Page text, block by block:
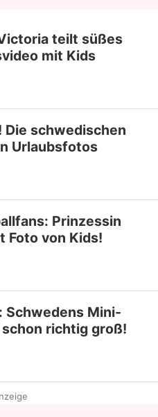
teilt süßes
mit Kids
Die schwedischen
Urlaubsfotos
Prinzessin
Foto von Kids!
Schwedens Mini-
schon richtig groß!